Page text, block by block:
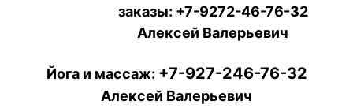
заказы: +7-9272-46-76-32
Алексей Валерьевич
Йога и массаж: +7-927-246-76-32
Алексей Валерьевич